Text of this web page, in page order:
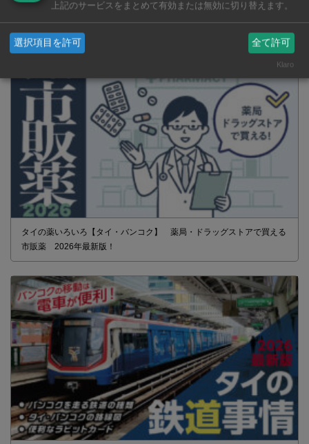
タイの薬いろいろ【タイ・バンコク】 薬局・ドラッグストアで買える
市販薬 2026年最新版！
上記のサービスをまとめて有効または無効に切り替えます。
選択項目を許可 全て許可
Klaro